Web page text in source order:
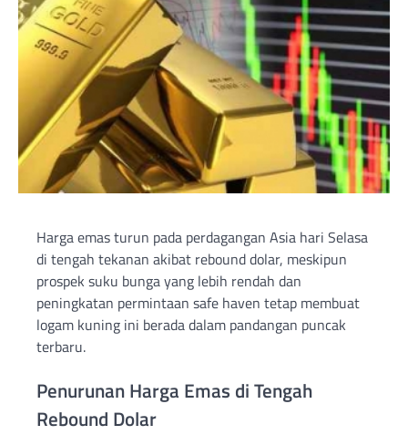
Harga emas turun pada perdagangan Asia hari Selasa
di tengah tekanan akibat rebound dolar, meskipun
prospek suku bunga yang lebih rendah dan
peningkatan permintaan safe haven tetap membuat
logam kuning ini berada dalam pandangan puncak
terbaru.
Penurunan Harga Emas di Tengah
Rebound Dolar